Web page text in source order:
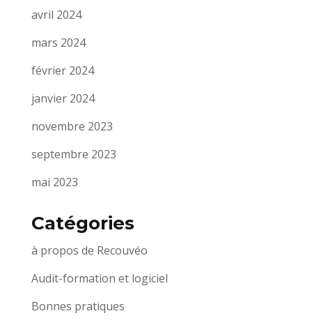
avril 2024
mars 2024
février 2024
janvier 2024
novembre 2023
septembre 2023
mai 2023
Catégories
à propos de Recouvéo
Audit-formation et logiciel
Bonnes pratiques